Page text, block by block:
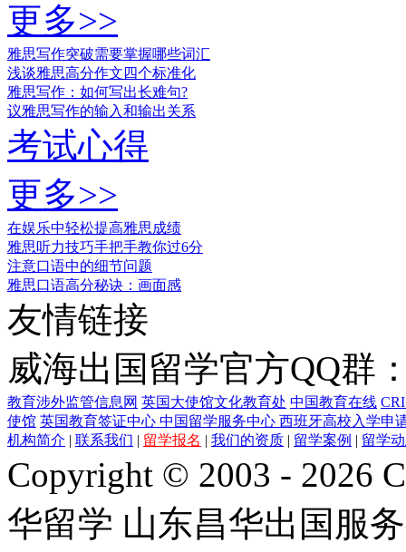
更多>>
雅思写作突破需要掌握哪些词汇
浅谈雅思高分作文四个标准化
雅思写作：如何写出长难句?
议雅思写作的输入和输出关系
考试心得
更多>>
在娱乐中轻松提高雅思成绩
雅思听力技巧手把手教你过6分
注意口语中的细节问题
雅思口语高分秘诀：画面感
友情链接
威海出国留学官方QQ群
教育涉外监管信息网 英国大使馆文化教育处 中国教育在线
使馆 英国教育签证中心 中国留学服务中心 西班牙高校入学申
机构简介 | 联系我们 | 留学报名 | 我们的资质 | 留学案例 | 留学
Copyright © 2003 - 2026
华留学 山东昌华出国服